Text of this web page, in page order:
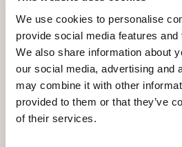
We use cookies to personalise
provide social media features
We also share information about
our social media, advertising and
may combine it with other
provided to them or that they’ve
of their services.
les aires du grand bâtiment ont été
comme en témoignent les fondations
l’intérieur et à l’extérieur du périmètre
• Via Sacra:il s’agit d’une promenade
qui se développe à l’ombre des cyprès